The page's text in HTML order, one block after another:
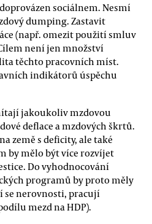
sociálnem. Nesmí
dumping. Zastavit
(např. omezit použití smluv
není jen množství
těchto pracovních míst.
indikátorů úspěchu
jakoukoliv mzdovou
deflace a mzdových škrtů.
země s deficity, ale také
by mělo být více rozvíjet
Do vyhodnocování
programů by proto měly
nerovnosti, pracují
mezd na HDP).